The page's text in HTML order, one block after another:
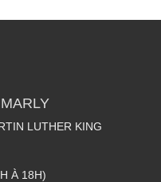
LUTHER KING
À 18H)